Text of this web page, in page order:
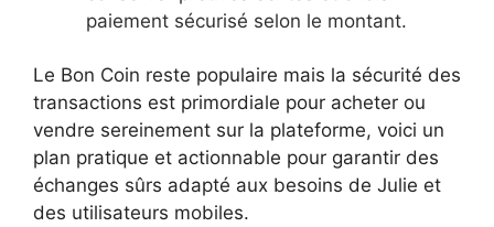
paiement sécurisé selon le montant.
Le Bon Coin reste populaire mais la sécurité des
transactions est primordiale pour acheter ou
vendre sereinement sur la plateforme, voici un
plan pratique et actionnable pour garantir des
échanges sûrs adapté aux besoins de Julie et
des utilisateurs mobiles.